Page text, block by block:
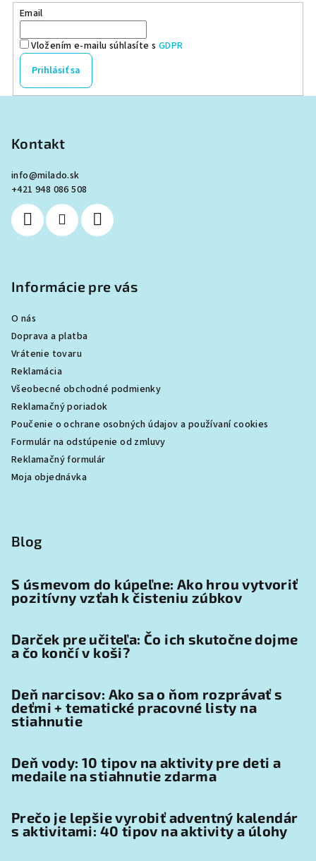
Email
Vložením e-mailu súhlasíte s GDPR
Prihlásiť sa
Kontakt
info@milado.sk
+421 948 086 508
Informácie pre vás
O nás
Doprava a platba
Vrátenie tovaru
Reklamácia
Všeobecné obchodné podmienky
Reklamačný poriadok
Poučenie o ochrane osobných údajov a používaní cookies
Formulár na odstúpenie od zmluvy
Reklamačný formulár
Moja objednávka
Blog
S úsmevom do kúpeľne: Ako hrou vytvoriť
pozitívny vzťah k čisteniu zúbkov
Darček pre učiteľa: Čo ich skutočne dojme
a čo končí v koši?
Deň narcisov: Ako sa o ňom rozprávať s
deťmi + tematické pracovné listy na
stiahnutie
Deň vody: 10 tipov na aktivity pre deti a
medaile na stiahnutie zdarma
Prečo je lepšie vyrobiť adventný kalendár
s aktivitami: 40 tipov na aktivity a úlohy